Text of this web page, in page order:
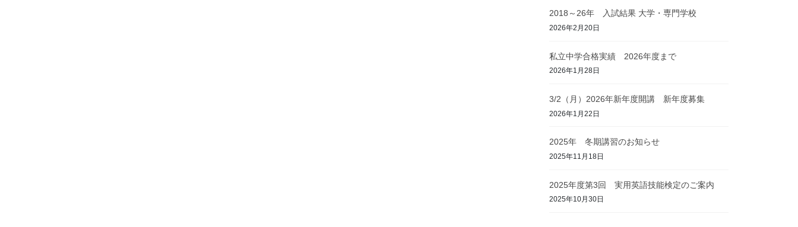
2018～26年 入試結果 大学・専門学校
2026年2月20日
私立中学合格実績 2026年度まで
2026年1月28日
3/2（月）2026年新年度開講 新年度募集
2026年1月22日
2025年 冬期講習のお知らせ
2025年11月18日
2025年度第3回 実用英語技能検定のご案内
2025年10月30日